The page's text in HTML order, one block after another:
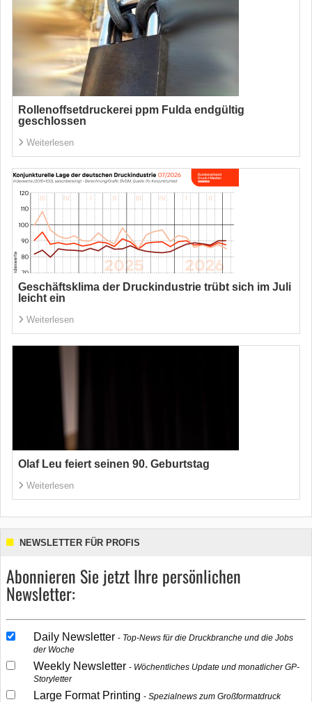
Rollenoffsetdruckerei ppm Fulda endgültig
geschlossen
Weiterlesen
Geschäftsklima der Druckindustrie trübt sich im Juli
leicht ein
Weiterlesen
Olaf Leu feiert seinen 90. Geburtstag
Weiterlesen
NEWSLETTER FÜR PROFIS
Abonnieren Sie jetzt Ihre persönlichen
Newsletter:
Daily Newsletter
Top-News für die Druckbranche und die Jobs
der Woche
Weekly Newsletter
Wöchentliches Update und monatlicher GP-
Storyletter
Large Format Printing Spezialnews zum Großformatdruck